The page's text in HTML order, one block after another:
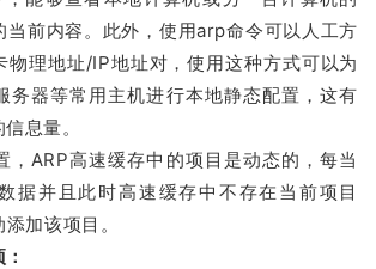
当前内容。此外，使用arp命令可以人工方
物理地址/IP地址对，使用这种方式可以为
务器等常用主机进行本地静态配置，这有
息量。
ARP高速缓存中的项目是动态的，每当
据并且此时高速缓存中不存在当前项目
加该项目。